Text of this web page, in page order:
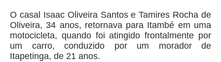
O casal Isaac Oliveira Santos e Tamires Rocha de
Oliveira, 34 anos, retornava para Itambé em uma
motocicleta, quando foi atingido frontalmente por
um carro, conduzido por um morador de
Itapetinga, de 21 anos.